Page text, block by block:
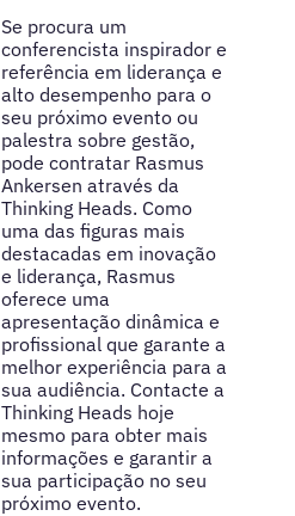
Se procura um
conferencista inspirador e
referência em liderança e
alto desempenho para o
seu próximo evento ou
palestra sobre gestão,
pode contratar Rasmus
Ankersen através da
Thinking Heads. Como
uma das figuras mais
destacadas em inovação
e liderança, Rasmus
oferece uma
apresentação dinâmica e
profissional que garante a
melhor experiência para a
sua audiência. Contacte a
Thinking Heads hoje
mesmo para obter mais
informações e garantir a
sua participação no seu
próximo evento.